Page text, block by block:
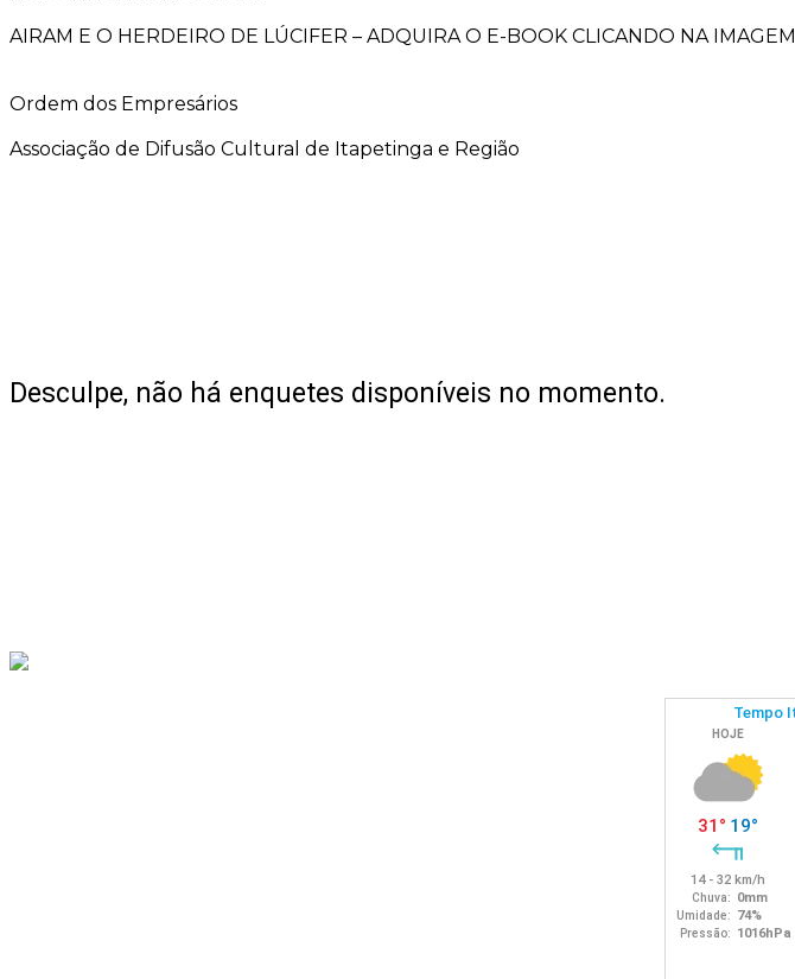
AIRAM E O HERDEIRO DE LÚCIFER – ADQUIRA O E-BOOK CLICANDO NA IMAGEM
Ordem dos Empresários
Associação de Difusão Cultural de Itapetinga e Região
Desculpe, não há enquetes disponíveis no momento.